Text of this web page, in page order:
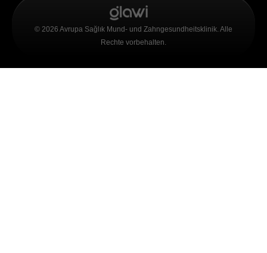
© 2026 Avrupa Sağlık Mund- und Zahngesundheitsklinik. Alle
Rechte vorbehalten.